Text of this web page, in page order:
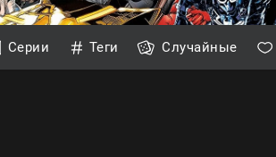
Серии Теги Случайные